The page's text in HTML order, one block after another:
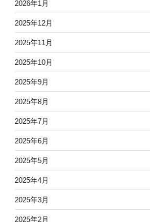
2026年1月
2025年12月
2025年11月
2025年10月
2025年9月
2025年8月
2025年7月
2025年6月
2025年5月
2025年4月
2025年3月
2025年2月